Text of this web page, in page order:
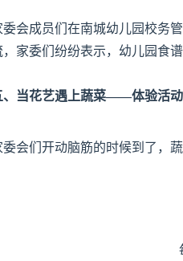
委会成员们在南城幼儿园校务
，家委们纷纷表示，幼儿园食
、当花艺遇上蔬菜——体验活动
委会们开动脑筋的时候到了，